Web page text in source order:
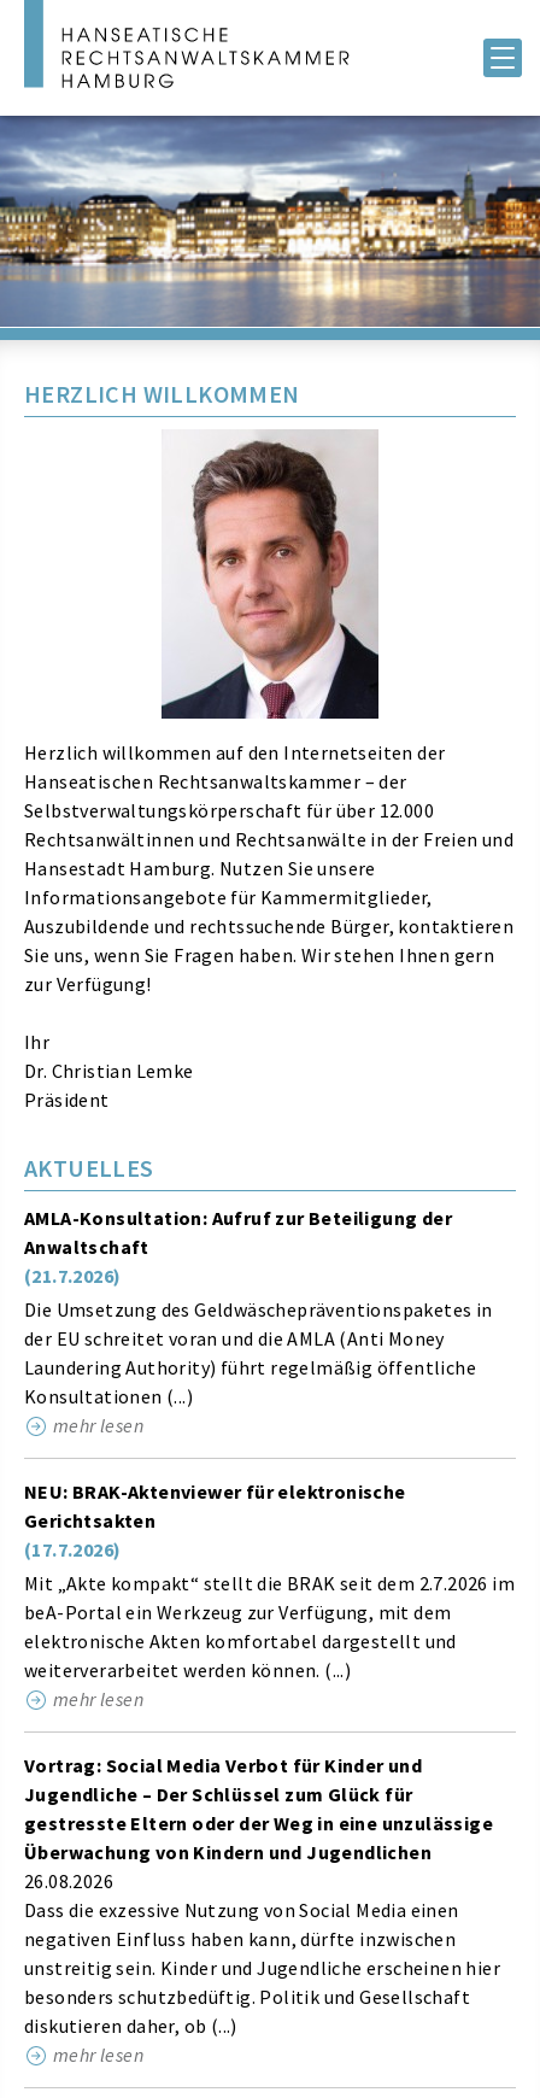
HERZLICH WILLKOMMEN
Herzlich willkommen auf den Internetseiten der
Hanseatischen Rechtsanwaltskammer – der
Selbstverwaltungskörperschaft für über 12.000
Rechtsanwältinnen und Rechtsanwälte in der Freien und
Hansestadt Hamburg. Nutzen Sie unsere
Informationsangebote für Kammermitglieder,
Auszubildende und rechtssuchende Bürger, kontaktieren
Sie uns, wenn Sie Fragen haben. Wir stehen Ihnen gern
zur Verfügung!
Ihr
Dr. Christian Lemke
Präsident
AKTUELLES
AMLA-Konsultation: Aufruf zur Beteiligung der
Anwaltschaft
(21.7.2026)
Die Umsetzung des Geldwäschepräventionspaketes in
der EU schreitet voran und die AMLA (Anti Money
Laundering Authority) führt regelmäßig öffentliche
Konsultationen (...)
mehr lesen
NEU: BRAK-Aktenviewer für elektronische
Gerichtsakten
(17.7.2026)
Mit „Akte kompakt“ stellt die BRAK seit dem 2.7.2026 im
beA-Portal ein Werkzeug zur Verfügung, mit dem
elektronische Akten komfortabel dargestellt und
weiterverarbeitet werden können. (...)
mehr lesen
Vortrag: Social Media Verbot für Kinder und
Jugendliche – Der Schlüssel zum Glück für
gestresste Eltern oder der Weg in eine unzulässige
Überwachung von Kindern und Jugendlichen
26.08.2026
Dass die exzessive Nutzung von Social Media einen
negativen Einfluss haben kann, dürfte inzwischen
unstreitig sein. Kinder und Jugendliche erscheinen hier
besonders schutzbedüftig. Politik und Gesellschaft
diskutieren daher, ob (...)
mehr lesen